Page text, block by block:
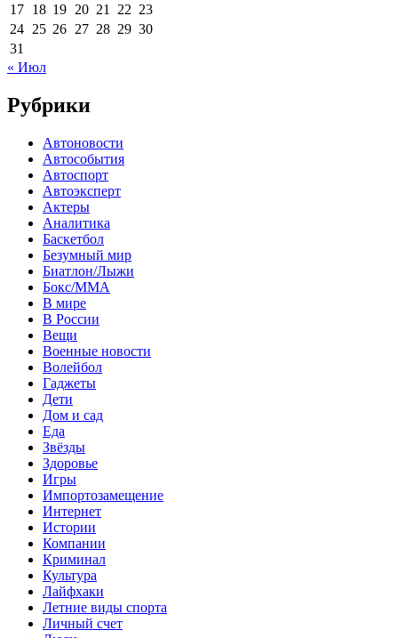
17 18 19 20 21 22 23
24 25 26 27 28 29 30
31
« Июл
Рубрики
Автоновости
Автособытия
Автоспорт
Автоэксперт
Актеры
Аналитика
Баскетбол
Безумный мир
Биатлон/Лыжи
Бокс/MMA
В мире
В России
Вещи
Военные новости
Волейбол
Гаджеты
Дети
Дом и сад
Еда
Звёзды
Здоровье
Игры
Импортозамещение
Интернет
Истории
Компании
Криминал
Культура
Лайфхаки
Летние виды спорта
Личный счет